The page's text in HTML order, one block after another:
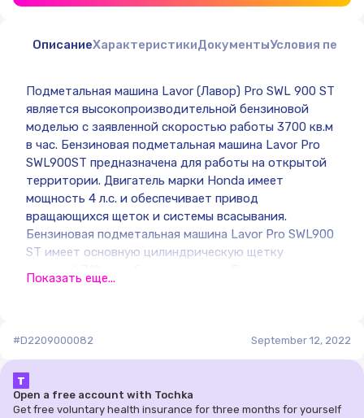
ОписаниеХарактеристикиДокументыУсловия
Подметальная машина Lavor (Лавор) Pro SWL 900 ST
является высокопроизводительной бензиновой
моделью с заявленной скоростью работы 3700 кв.м
в час. Бензиновая подметальная машина Lavor Pro
SWL900ST предназначена для работы на открытой
территории. Двигатель марки Honda имеет
мощность 4 л.с. и обеспечивает привод
вращающихся щеток и системы всасывания.
Бензиновая подметальная машина Lavor Pro SWL900
ST имеет основную цилиндрическую щетку
шириной 710 мм и боковую щетку. При
использовании обеих щеток ширина полосы
вместительный бак для мусора объемом 60 л,
который не потребуется часто опустошать.
Показать еще...
#D2209000082 September 12, 2022
Т
Open a free account with Tochka
Get free voluntary health insurance for three months for yourself